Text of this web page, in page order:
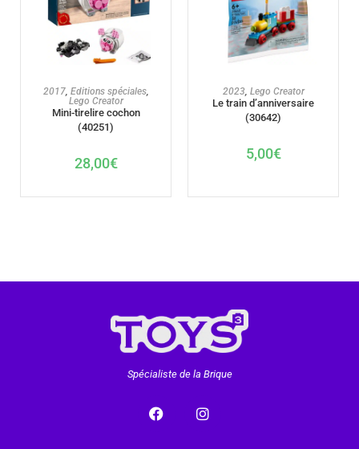
AJOUTER AU PANIER
2017, Editions spéciales,
Lego Creator
Mini-tirelire cochon
(40251)
28,00€
AJOUTER AU PANIER
2023, Lego Creator
Le train d’anniversaire
(30642)
5,00€
Spécialiste de la Brique